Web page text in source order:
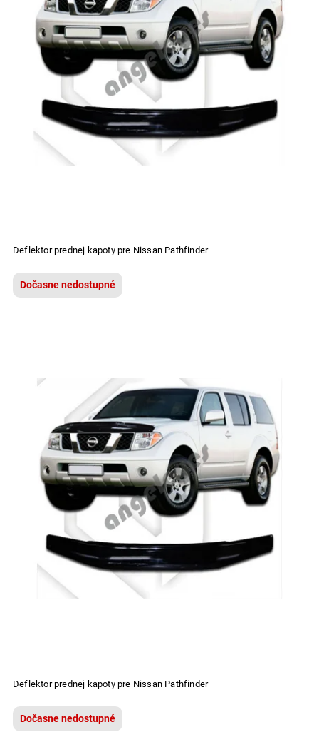
Deflektor prednej kapoty pre Nissan Pathfinder
Dočasne nedostupné
Deflektor prednej kapoty pre Nissan Pathfinder
Dočasne nedostupné